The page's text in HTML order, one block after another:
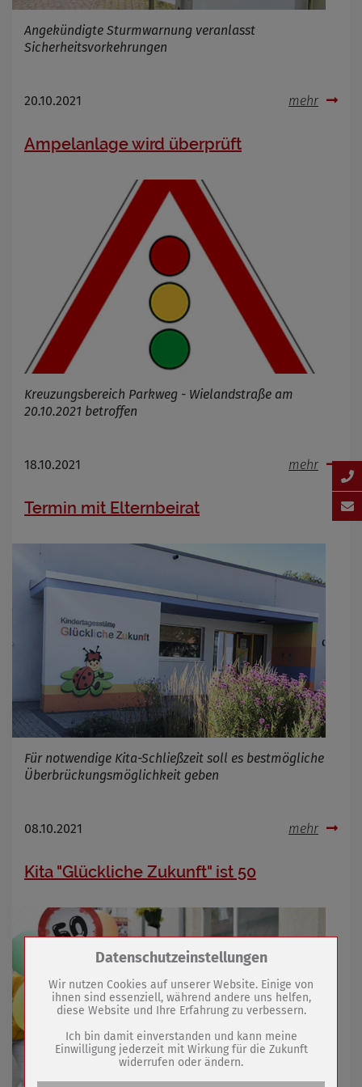
Angekündigte Sturmwarnung veranlasst
Sicherheitsvorkehrungen
20.10.2021 mehr
Ampelanlage wird überprüft
Kreuzungsbereich Parkweg - Wielandstraße am
20.10.2021 betroffen
18.10.2021 mehr
Termin mit Elternbeirat
Für notwendige Kita-Schließzeit soll es bestmögliche
Überbrückungsmöglichkeit geben
08.10.2021 mehr
Kita "Glückliche Zukunft" ist 50
Zum Betrieb der Seite notwendige Cookies /
Name
PHP Session Cookie
Anbieter
Eigentümer dieser Website (Wenko-
Wenselaar GmbH & Co. KG)
Absicherung Kontaktformular / SPAM
Datenschutzeinstellungen
Wir nutzen Cookies auf unserer Website. Einige von
ihnen sind essenziell, während andere uns helfen,
diese Website und Ihre Erfahrung zu verbessern.
Ich bin damit einverstanden und kann meine
Einwilligung jederzeit mit Wirkung für die Zukunft
widerrufen oder ändern.